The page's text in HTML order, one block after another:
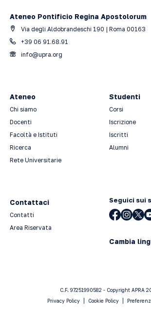
Ateneo Pontificio Regina Apostolorum
Via degli Aldobrandeschi 190 | Roma 00163
+39 06 91.68.91
info@upra.org
Ateneo
Chi siamo
Docenti
Facoltà e Istituti
Ricerca
Rete Universitarie
Studenti
Corsi
Iscrizione
Iscritti
Alumni
Contattaci
Contatti
Area Riservata
Seguici sui
Cambia
C.F. 97251990582 - Copyright APRA
Privacy Policy
Cookie Policy